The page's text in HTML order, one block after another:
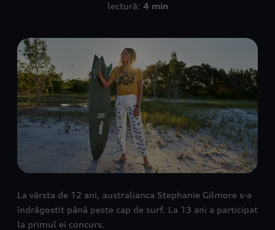
lectură: 4 min
La vârsta de 12 ani, australianca Stephanie Gilmore s-a
îndrăgostit până peste cap de surf. La 13 ani a participat
la primul ei concurs.